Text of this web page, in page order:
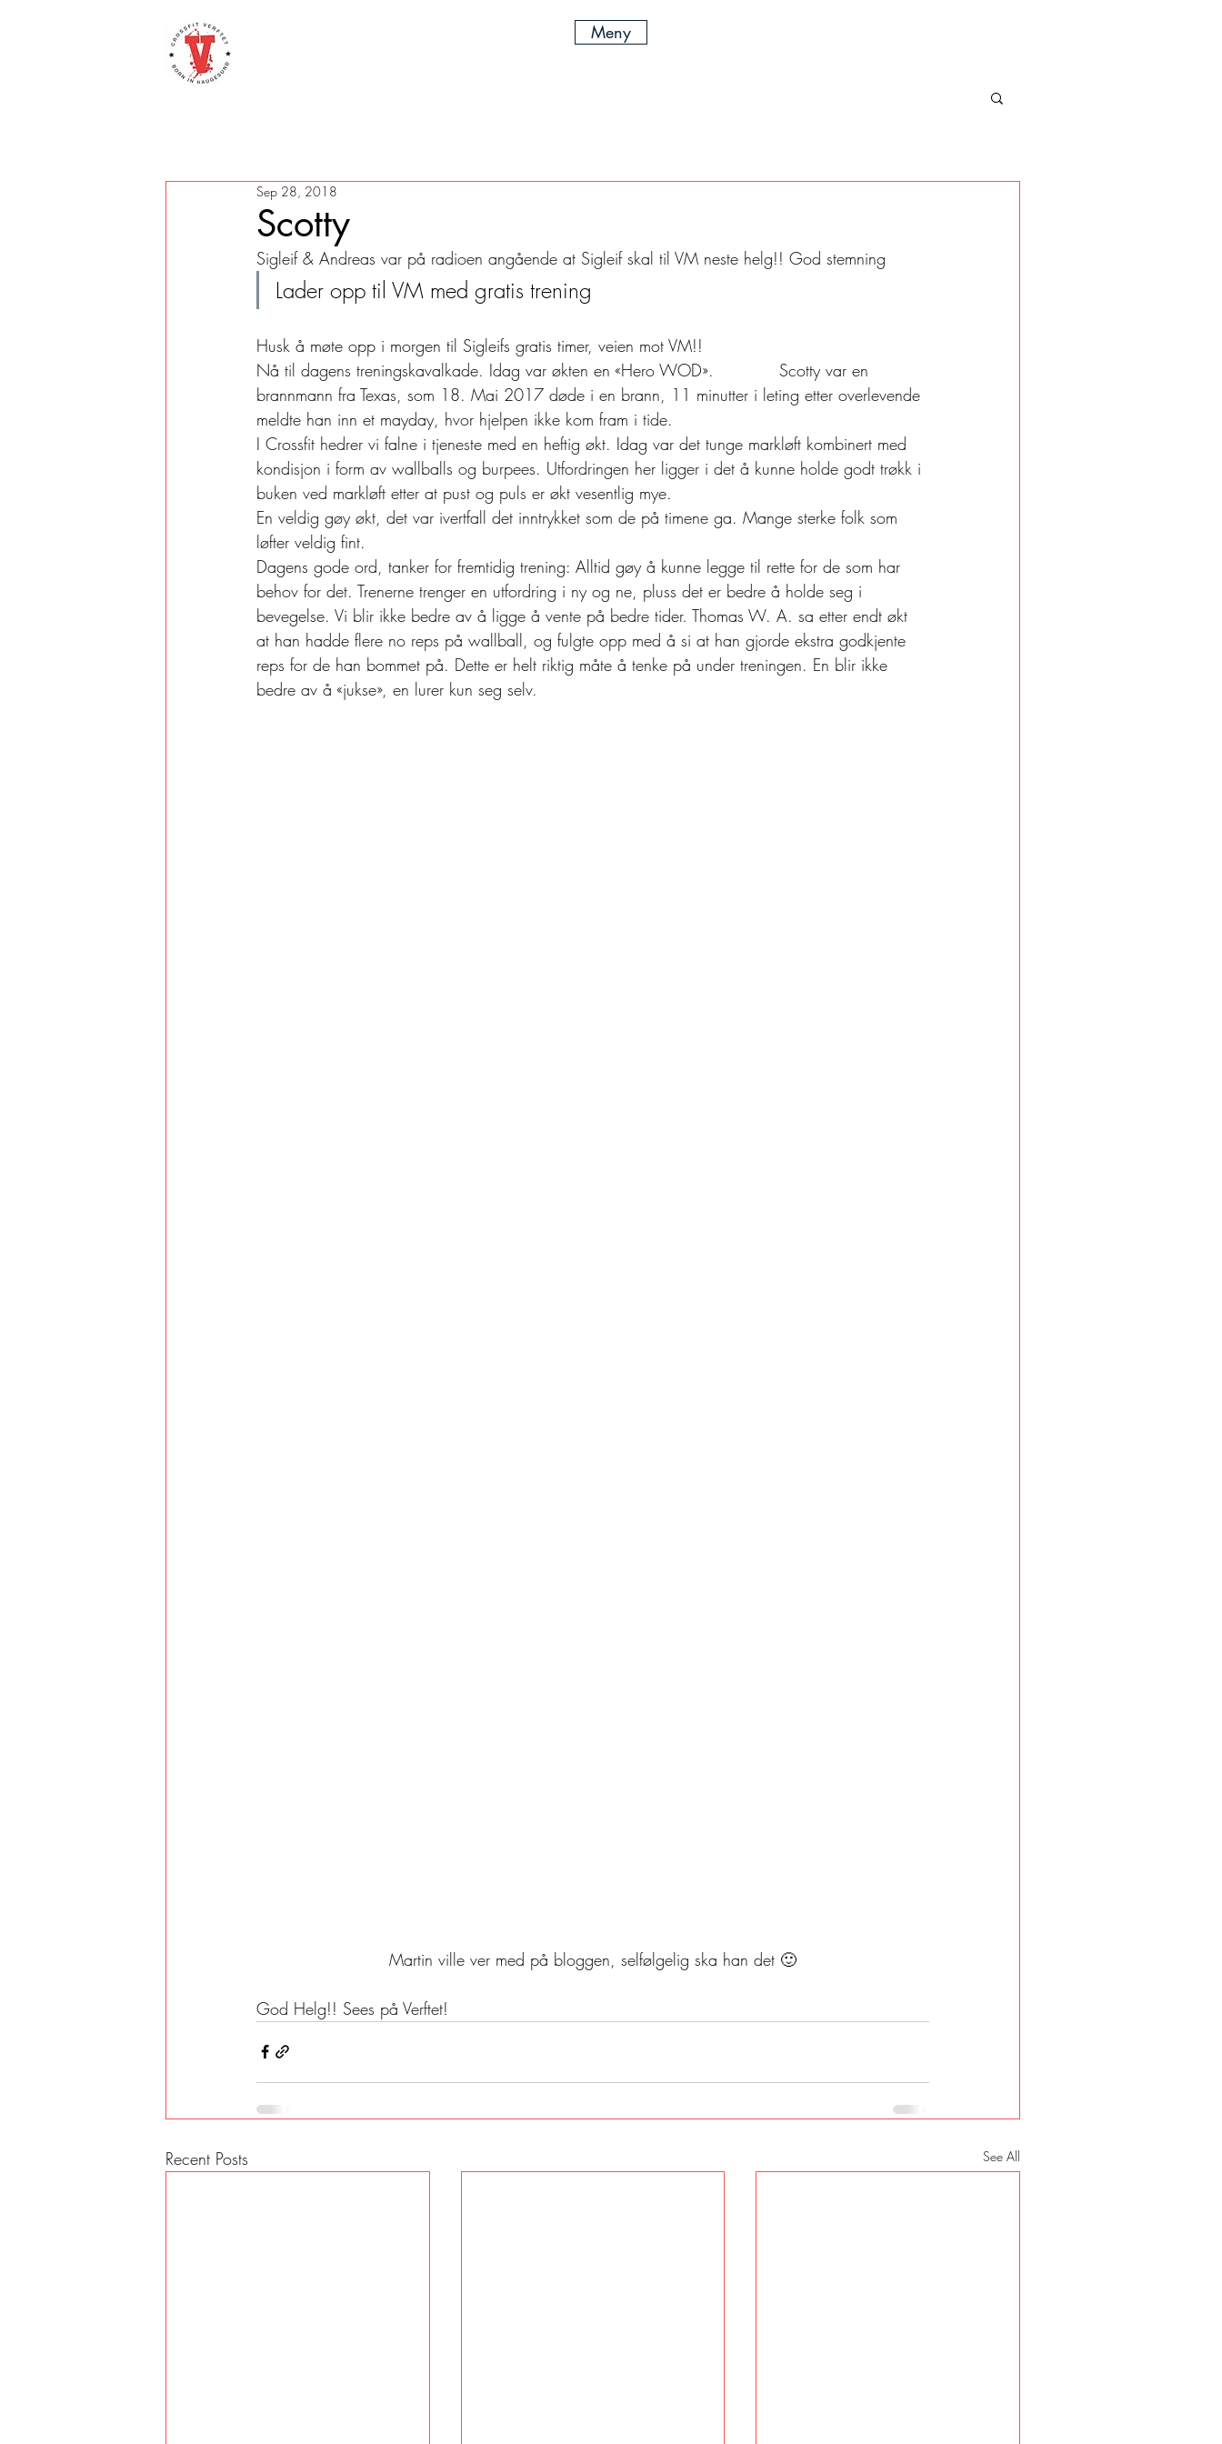
Meny
Scotty
Sep 28, 2018
Sigleif & Andreas var på radioen angående at Sigleif skal til VM neste helg!! God stemning
Lader opp til VM med gratis trening
Husk å møte opp i morgen til Sigleifs gratis timer, veien mot VM!!
Nå til dagens treningskavalkade. Idag var økten en «Hero WOD».            Scotty var en
brannmann fra Texas, som 18. Mai 2017 døde i en brann, 11 minutter i leting etter overlevende
meldte han inn et mayday, hvor hjelpen ikke kom fram i tide.
I Crossfit hedrer vi falne i tjeneste med en heftig økt. Idag var det tunge markløft kombinert med
kondisjon i form av wallballs og burpees. Utfordringen her ligger i det å kunne holde godt trøkk i
buken ved markløft etter at pust og puls er økt vesentlig mye.
En veldig gøy økt, det var ivertfall det inntrykket som de på timene ga. Mange sterke folk som
løfter veldig fint.
Dagens gode ord, tanker for fremtidig trening: Alltid gøy å kunne legge til rette for de som har
behov for det. Trenerne trenger en utfordring i ny og ne, pluss det er bedre å holde seg i
bevegelse. Vi blir ikke bedre av å ligge å vente på bedre tider. Thomas W. A. sa etter endt økt
at han hadde flere no reps på wallball, og fulgte opp med å si at han gjorde ekstra godkjente
reps for de han bommet på. Dette er helt riktig måte å tenke på under treningen. En blir ikke
bedre av å «jukse», en lurer kun seg selv.
Martin ville ver med på bloggen, selfølgelig ska han det 🙂
God Helg!! Sees på Verftet!
Recent Posts See All